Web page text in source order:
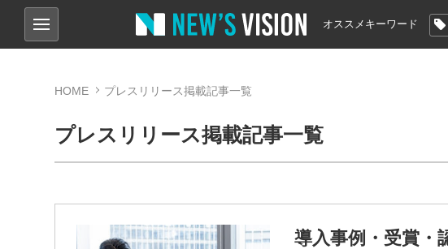
オススメキーワード
HOME プレスリリース掲載記事一覧
プレスリリース掲載記事一覧
導入事例・受賞・